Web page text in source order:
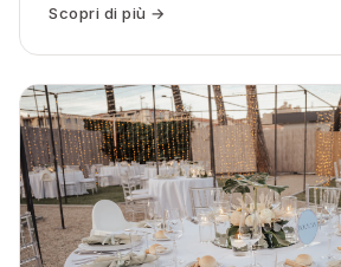
Scopri di più →